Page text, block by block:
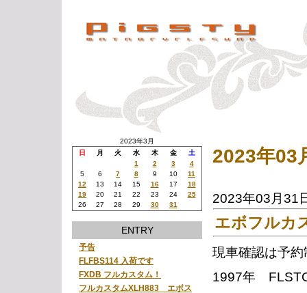
2023年3月
日
月 火 水 木 金
土
1
2 3
4
5
6 7 8 9 10
11
12
13 14 15 16 17
18
19
20 21 22 23 24
25
26
27 28 29 30 31
ENTRY
予告
FLFBS114 入荷です
FXDB フルカスタム！
フルカスタムXLH883 エボス
2023年03
2023年03月31
エボフルカ
現車確認は予
1997年